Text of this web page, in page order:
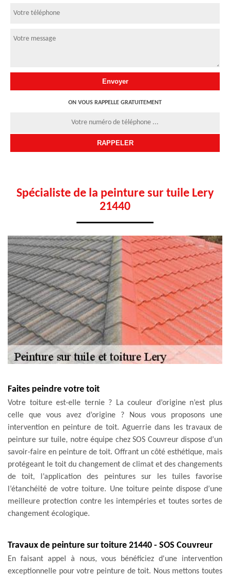
ON VOUS RAPPELLE GRATUITEMENT
Spécialiste de la peinture sur tuile Lery
21440
Faites peindre votre toit
Votre toiture est-elle ternie ? La couleur d’origine n’est plus
celle que vous avez d’origine ? Nous vous proposons une
intervention en peinture de toit. Aguerrie dans les travaux de
peinture sur tuile, notre équipe chez SOS Couvreur dispose d’un
savoir-faire en peinture de toit. Offrant un côté esthétique, mais
protégeant le toit du changement de climat et des changements
de toit, l’application des peintures sur les tuiles favorise
l’étanchéité de votre toiture. Une toiture peinte dispose d’une
meilleure protection contre les intempéries et toutes sortes de
changement écologique.
Travaux de peinture sur toiture 21440 - SOS Couvreur
En faisant appel à nous, vous bénéficiez d'une intervention
exceptionnelle pour votre peinture de toit. Nous mettons toutes